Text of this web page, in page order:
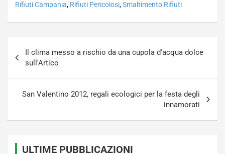
Rifiuti Campania, Rifiuti Pericolosi,Smaltimento Rifiuti
articoli
Il clima messo a rischio da una cupola d'acqua dolce
sull'Artico
San Valentino 2012, regali ecologici per la festa degli
innamorati
ULTIME PUBBLICAZIONI